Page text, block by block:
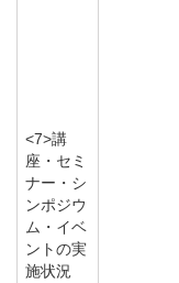
<7>講
座・セミ
ナー・シ
ンポジウ
ム・イベ
ントの実
施状況